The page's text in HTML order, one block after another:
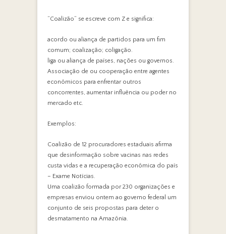
“Coalizão” se escreve com Z e significa:
acordo ou aliança de partidos para um fim
comum; coalização; coligação.
liga ou aliança de países, nações ou governos.
Associação de ou cooperação entre agentes
econômicos para enfrentar outros
concorrentes, aumentar influência ou poder no
mercado etc.
Exemplos:
Coalizão de 12 procuradores estaduais afirma
que desinformação sobre vacinas nas redes
custa vidas e a recuperação econômica do país
– Exame Notícias.
Uma coalizão formada por 230 organizações e
empresas enviou ontem ao governo federal um
conjunto de seis propostas para deter o
desmatamento na Amazônia.